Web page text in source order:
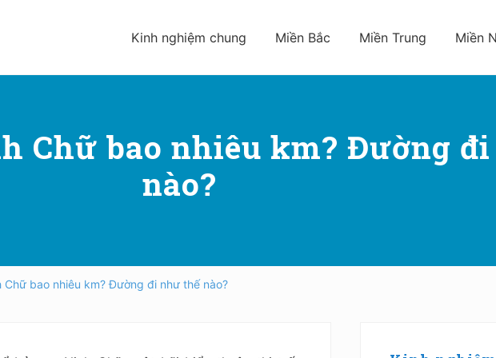
Kinh nghiệm chung Miền Bắc Miền Trung Miền
Chữ bao nhiêu km? Đường
nào?
Chữ bao nhiêu km? Đường đi như thế nào?